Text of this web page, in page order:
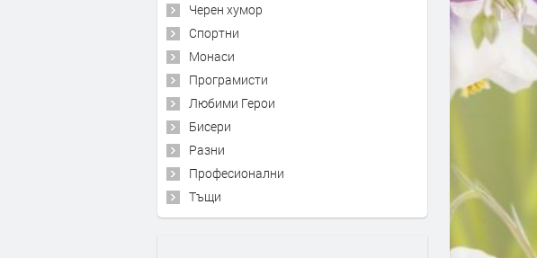
Черен хумор
Спортни
Монаси
Програмисти
Любими Герои
Бисери
Разни
Професионални
Тъщи